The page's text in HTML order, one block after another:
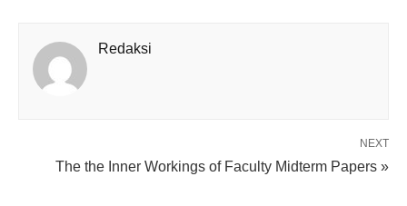
Redaksi
NEXT
The the Inner Workings of Faculty Midterm Papers »